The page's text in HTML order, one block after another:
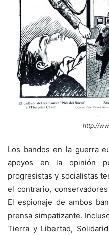
http://
Los bandos en la guerra
apoyos en la opinión
progresistas y socialistas
el contrario,
El espionaje de ambos
prensa simpatizante.
Tierra y Libertad,